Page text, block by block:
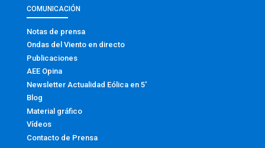
COMUNICACIÓN
Notas de prensa
Ondas del Viento en directo
Publicaciones
AEE Opina
Newsletter Actualidad Eólica en 5′
Blog
Material gráfico
Vídeos
Contacto de Prensa